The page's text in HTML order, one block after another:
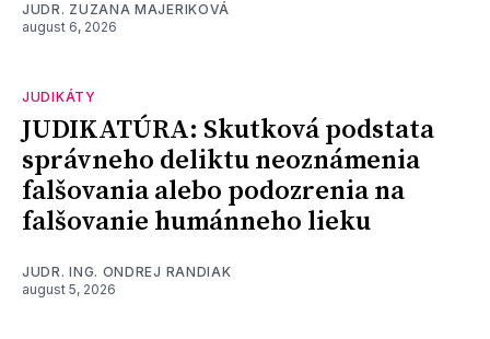
JUDR. ZUZANA MAJERIKOVÁ
august 6, 2026
JUDIKÁTY
JUDIKATÚRA: Skutková podstata
správneho deliktu neoznámenia
falšovania alebo podozrenia na
falšovanie humánneho lieku
JUDR. ING. ONDREJ RANDIAK
august 5, 2026